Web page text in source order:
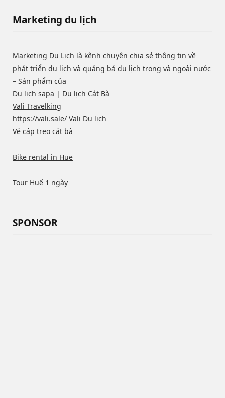
Marketing du lịch
Marketing Du Lịch là kênh chuyên chia sẻ thông tin về
phát triển du lịch và quảng bá du lịch trong và ngoài nước
– Sản phẩm của
Du lịch sapa | Du lịch Cát Bà
Vali Travelking
https://vali.sale/ Vali Du lịch
Vé cáp treo cát bà
Bike rental in Hue
Tour Huế 1 ngày
SPONSOR